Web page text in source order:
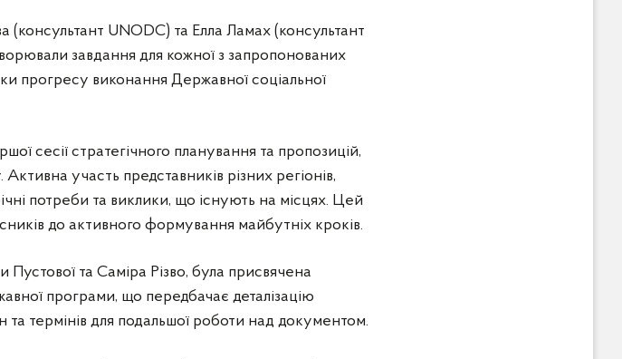
(консультант UNODC) та Елла Ламах (консультант
завдання для кожної з запропонованих
прогресу виконання Державної соціальної
сесії стратегічного планування та пропозицій,
участь представників різних регіонів,
потреби та виклики, що існують на місцях. Цей
до активного формування майбутніх кроків.
та Саміра Різво, була присвячена
програми, що передбачає деталізацію
та термінів для подальшої роботи над документом.